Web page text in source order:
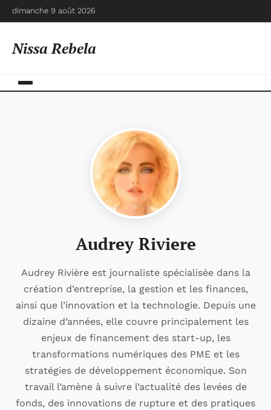
dimanche 9 août 2026
Nissa Rebela
Audrey Riviere
Audrey Rivière est journaliste spécialisée dans la
création d’entreprise, la gestion et les finances,
ainsi que l’innovation et la technologie. Depuis une
dizaine d’années, elle couvre principalement les
enjeux de financement des start-up, les
transformations numériques des PME et les
stratégies de développement économique. Son
travail l’amène à suivre l’actualité des levées de
fonds, des innovations de rupture et des pratiques